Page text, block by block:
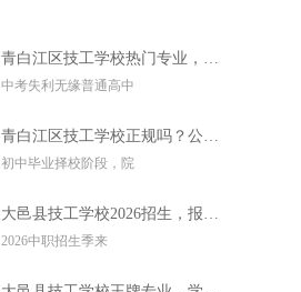
中考失利无缘普通高中
初中毕业择校阶段，院
2026中职招生季来